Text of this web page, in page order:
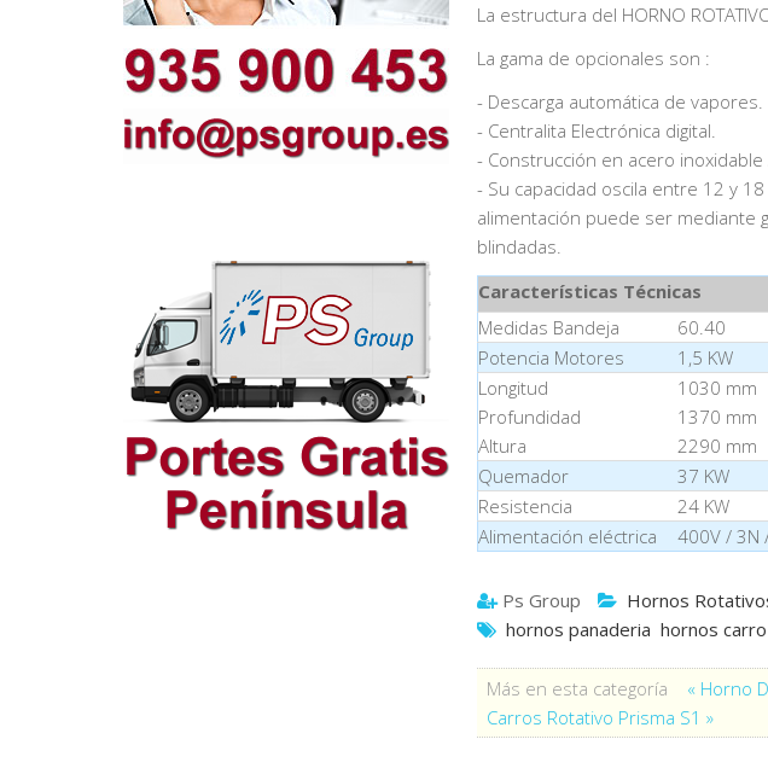
La estructura del HORNO
La gama de opcionales son :
- Descarga automática de vapores.
- Centralita Electrónica digital.
- Construcción en acero inoxidable
- Su capacidad oscila entre 12 y
alimentación puede ser mediante
blindadas.
Características Técnicas
Medidas Bandeja
60.40
Potencia Motores
1,5 KW
Longitud
Profundidad
Altura
1030 mm
1370 mm
2290 mm
Quemador
37 KW
Resistencia
24 KW
Alimentación eléctrica
400V / 3N
Ps Group
Hornos
hornos panaderia hornos
Más en esta categoría « Horno
Carros Rotativo Prisma S1 »